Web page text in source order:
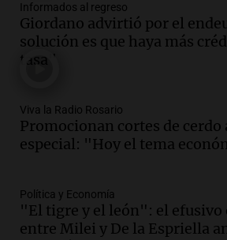
y llega avión para
brigada aérea
Panorama Federal
como enfermedad laboral
de un docente
Panorama Federal
Aumento de tarifas
Luis a partir de agosto
regulación de la energía
Informados al regreso
Giordano advirtió por el
solución es que haya más
tasa"
Viva la Radio Rosario
Promocionan cortes de cerdo
especial: "Hoy el tema
Política y Economía
"El tigre y el león": el efusivo
entre Milei y De la Espriella